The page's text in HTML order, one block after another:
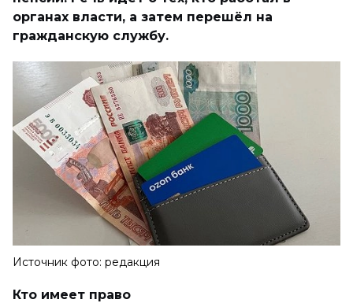
органах власти, а затем перешёл на
гражданскую службу.
Источник фото: редакция
Кто имеет право